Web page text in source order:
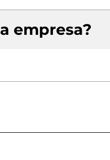
empresa?